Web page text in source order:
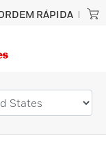
RÁPIDA